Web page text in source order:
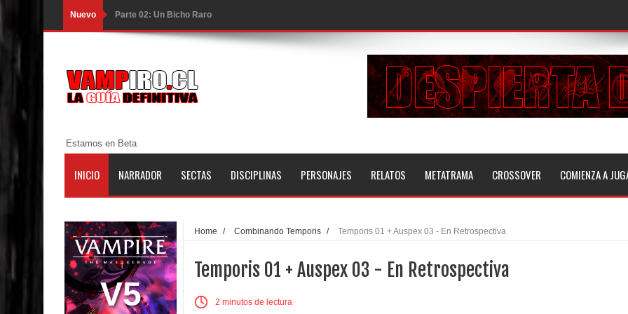
Nuevo Parte 02: Un Bicho Raro
Parte 01: Una Misión de Locos
Parte 03: Forastero en Tierra Muerta
Parte 10: El Secreto
Parte 06: El Trato con los Muertos
Parte 05: Sitiados
Parte 04: Se Descubre el Pastel
Parte 03: Una Piraña en el Bidé
Estamos en Beta
INICIO NARRADOR SECTAS DISCIPLINAS PERSONAJES RELATOS METATRAMA CROSSOVER COMIENZA A
V5
Home / Combinando Temporis / Temporis 01 + Auspex 03 - En Retrospectiva
Temporis 01 + Auspex 03 - En Retrospectiva
2 minutos de lectura